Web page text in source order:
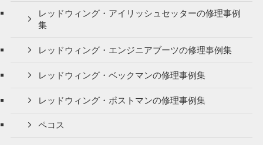
レッドウィング・アイリッシュセッターの修理事例
集
レッドウィング・エンジニアブーツの修理事例集
レッドウィング・ベックマンの修理事例集
レッドウィング・ポストマンの修理事例集
ペコス